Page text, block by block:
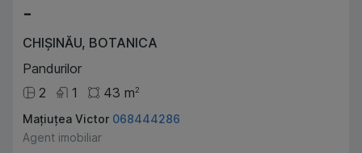
-
CHIȘINĂU, BOTANICA
Pandurilor
2
1 43 m2
Mațiuțea Victor 068444286
Agent imobiliar